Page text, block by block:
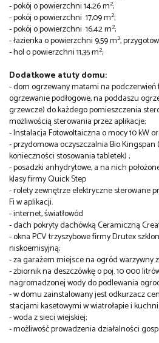
- pokój o powierzchni 14,26 m2;
- pokój o powierzchni 17,09 m2;
- pokój o powierzchni 16,42 m2;
- łazienka o powierzchni 9,59 m2,
- hol o powierzchni 11,35 m2;
Dodatkowe atuty domu:
- dom ogrzewany matami na
ogrzewanie podłogowe, na poddaszu
grzewcze) do każdego pomieszczenia
możliwością sterowania przez aplikacje;
- Instalacja Fotowoltaiczna o mocy 10 kW
- przydomowa oczyszczalnia Bio Kingspan
konieczności stosowania tabletek) ;
- posadzki anhydrytowe, a na nich
klasy firmy Quick Step
- rolety zewnętrze elektryczne sterowane
Fi w aplikacji.
- internet, światłowód
- dach pokryty dachówką Ceramiczną
- okna PCV trzyszybowe firmy Drutex
niskoemisyjną;
- za garażem miejsce na ogród warzywny
- zbiornik na deszczówkę o poj. 10 000
nagromadzonej wody do podlewania
- w domu zainstalowany jest odkurzacz
stacjami kasetowymi w wiatrołapie i kuchni.
- woda z sieci wiejskiej;
- możliwość prowadzenia działalności